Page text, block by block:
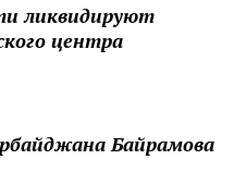
ликвидируют
центра
Байрамова